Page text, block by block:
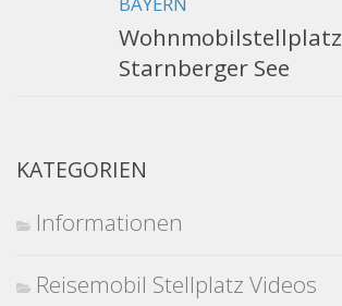
Wohnmobilstellplatz
Starnberger See
KATEGORIEN
Informationen
Reisemobil Stellplatz Videos